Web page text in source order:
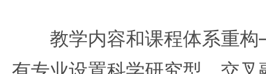
教学内容和课程体系重构